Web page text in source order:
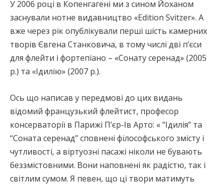
У 2006 році в Копенгагені ми з сином Йоханом
заснували нотне видавництво «Edition Svitzer». А
вже через рік опублікували перші шість камерних
творів Євгена Станковича, в тому числі дві п’єси
для флейти і фортепіано – «Сонату серенад» (2005
р.) та «Ідилію» (2007 р.).
Ось що написав у передмові до цих видань
відомий французький флейтист, професор
консерваторії в Парижі П’єр-Ів Арто: « “Ідилія” та
“Соната серенад” сповнені філософського змісту і
чутливості, а віртуозні пасажі ніколи не бувають
беззмістовними. Вони наповнені як радістю, так і
світлим сумом. Я певен, що ці твори матимуть